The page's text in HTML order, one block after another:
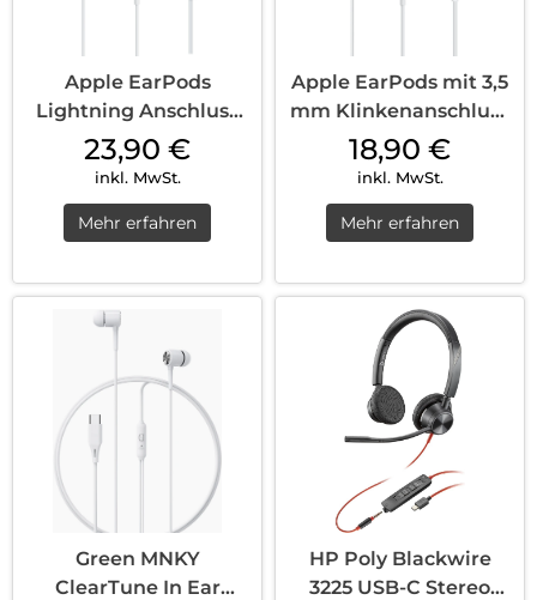
Apple EarPods
Lightning Anschluss
Weiß
23,90 €
inkl. MwSt.
Mehr erfahren
Apple EarPods mit 3,5
mm Klinkenanschluss
Weiß
18,90 €
inkl. MwSt.
Mehr erfahren
Green MNKY
ClearTune In Ear
HP Poly Blackwire
3225 USB-C Stereo